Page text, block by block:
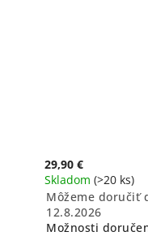
29,90 €
Skladom (>20 ks)
Môžeme doručiť
12.8.2026
Možnosti